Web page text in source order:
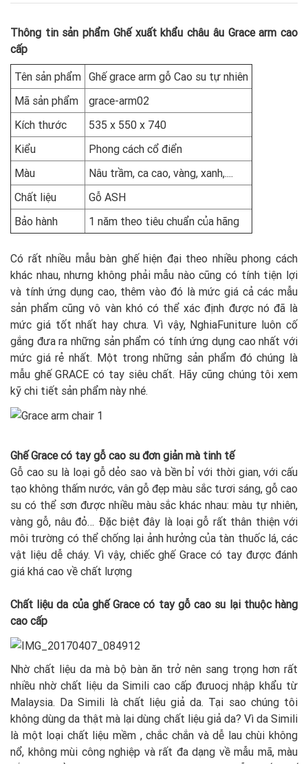
Thông tin sản phẩm Ghế xuất khẩu châu âu Grace arm cao
cấp
Tên sản phẩm Ghế grace arm gỗ Cao su tự nhiên
Mã sản phẩm
grace-arm02
Kích thước
535 x 550 x 740
Kiểu
Phong cách cổ điển
Màu
Nâu trầm, ca cao, vàng, xanh,....
Chất liệu
Gỗ ASH
Bảo hành
1 năm theo tiêu chuẩn của hãng
Có rất nhiều mẫu bàn ghế hiện đại theo nhiều phong cách
khác nhau, nhưng không phải mẫu nào cũng có tính tiện lợi
và tính ứng dụng cao, thêm vào đó là mức giá cả các mẫu
sản phẩm cũng vô vàn khó có thể xác định được nó đã là
mức giá tốt nhất hay chưa. Vì vậy, NghiaFuniture luôn cố
gắng đưa ra những sản phẩm có tính ứng dụng cao nhất với
mức giá rẻ nhất. Một trong những sản phẩm đó chúng là
mẫu ghế GRACE có tay siêu chất. Hãy cũng chúng tôi xem
kỹ chi tiết sản phẩm này nhé.
Ghế Grace có tay gỗ cao su đơn giản mà tinh tế
Gỗ cao su là loại gỗ dẻo sao và bền bỉ với thời gian, với cấu
tạo không thấm nước, vân gỗ đẹp màu sắc tươi sáng, gỗ cao
su có thể sơn được nhiều màu sắc khác nhau: màu tự nhiên,
vàng gỗ, nâu đỏ… Đặc biệt đây là loại gỗ rất thân thiện với
môi trường có thể chống lại ảnh hưởng của tàn thuốc lá, các
vật liệu dễ cháy. Vì vậy, chiếc ghế Grace có tay được đánh
giá khá cao về chất lượng
Chất liệu da của ghế Grace có tay gỗ cao su lại thuộc hàng
cao cấp
Nhờ chất liệu da mà bộ bàn ăn trở nên sang trọng hơn rất
nhiều nhờ chất liệu da Simili cao cấp đưuocj nhập khẩu từ
Malaysia. Da Simili là chất liệu giả da. Tại sao chúng tôi
không dùng da thật mà lại dùng chất liệu giả da? Vì da Simili
là một loại chất liệu mềm , chắc chắn và dễ lau chùi không
nổ, không mùi công nghiệp và rất đa dạng về mẫu mã, màu